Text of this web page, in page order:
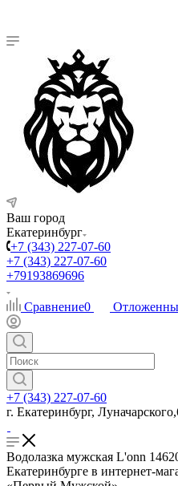
Ваш город
Екатеринбург
+7 (343) 227-07-60
+7 (343) 227-07-60
+79193869696
Сравнение0
+7 (343) 227-07-60
г. Екатеринбург,
Водолазка мужская L'onn
Екатеринбурге в интернет-